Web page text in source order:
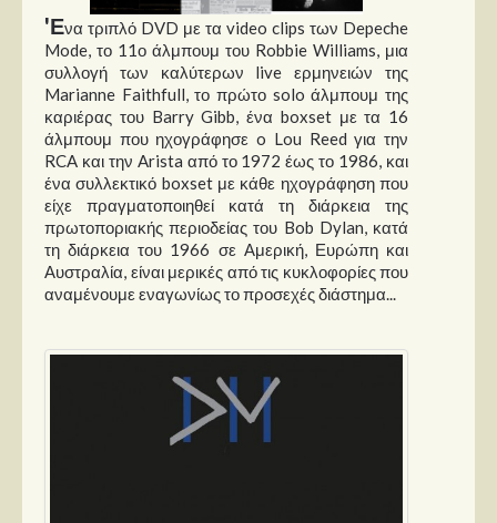
Καλλιτέχνες
Μουσικοί
Διάφοροι
Εκτός Συνόρων
Νέα
Στήλες
Polls
Blog
'Ενα τριπλό DVD με τα video clips των Depeche
Mode, το 11ο άλμπουμ του Robbie Williams, μια
συλλογή των καλύτερων live ερμηνειών της
Marianne Faithfull, το πρώτο solo άλμπουμ της
καριέρας του Barry Gibb, ένα boxset με τα 16
άλμπουμ που ηχογράφησε o Lou Reed για την
RCA και την Arista από το 1972 έως το 1986, και
ένα συλλεκτικό boxset με κάθε ηχογράφηση που
είχε πραγματοποιηθεί κατά τη διάρκεια της
πρωτοποριακής περιοδείας του Bob Dylan, κατά
τη διάρκεια του 1966 σε Αμερική, Ευρώπη και
Αυστραλία, είναι μερικές από τις κυκλοφορίες που
αναμένουμε εναγωνίως το προσεχές διάστημα...